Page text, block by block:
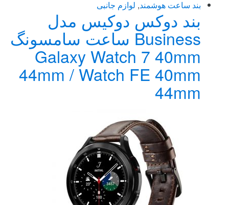
این
محصول
دارای
انواع
مختلفی
می
باشد.
گزینه
ها
محصول
انتخاب
بند ساعت هوشمند, لوازم جانبی
بند دوکس دوکیس مدل
Business ساعت سامسونگ
Galaxy Watch 7 40mm
44mm / Watch FE 40mm
44mm